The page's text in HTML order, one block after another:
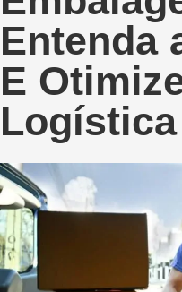
Entenda
E
Logística